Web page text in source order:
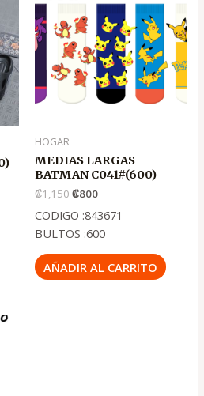
HOGAR
MEDIAS LARGAS
BATMAN C041#(600)
₡1,150
original
era:
₡1,150
₡800
actual
es:
.
₡800
CODIGO :843671
BULTOS :600
AÑADIR AL CARRITO